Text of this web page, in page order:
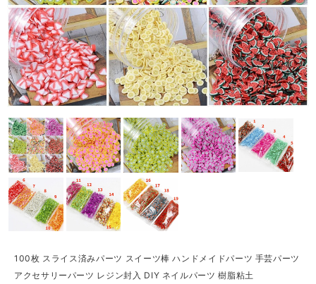
100枚 スライス済みパーツ スイーツ棒 ハンドメイドパーツ 手芸パーツ
アクセサリーパーツ レジン封入 DIY ネイルパーツ 樹脂粘土